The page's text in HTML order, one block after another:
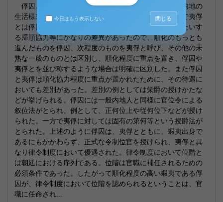
俘囚とは、もともと蝦夷であるが、そのうちで特に内地の
生活様式に慣れてしまったもののことを指した。一方で夷俘
とは俘囚と比較し、生活様式なり生活態度、体制側にたいす
る帰順協力等にかなりの差異があったので、順化のもっとも
進んだものを俘囚、次程度のものを夷俘と呼び、その他の未
熟な一般のものとは区別し、順化程度に重点を置き、俘囚や
夷俘とを並び称するような場合は明確に区別した。また俘囚
と夷俘は順化協力程度に重点が置かれたために、その待遇に
おいても差別があった。差別の例としては栄爵の授けかたな
どが挙げられる。俘囚には一般内地人と同様に官位令による
叙位法がとられ、例として、正何位上や従何位下などが授け
られた。一方で夷俘に対しては固有の第何等という授爵法が
とられた。上述のように俘囚は、夷俘とともに、蝦夷出身で
あるにもかかわらず、正式な令制位官を授けられ、夷俘と異
なり律令制度において優遇された。律令制度において位階と
は朝廷における序列である。位階は官職に補任されるための
必須条件であった。したがって順化程度の高い蝦夷である俘
囚が、律令制度において位階を認められるということは、官
職に任命され...
今日はもう表示しない 閉じる